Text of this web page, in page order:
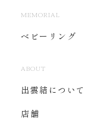
MEMORIAL
ベビーリング
ABOUT
出雲結について
店舗